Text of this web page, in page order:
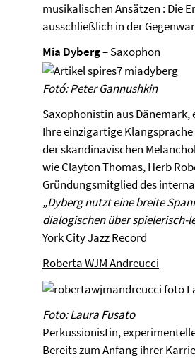
musikalischen Ansätzen : Die
ausschließlich in der
Mia Dyberg– Saxophon
Fotó: Peter Gannushkin
Saxophonistin aus Dänemark,
Ihre einzigartige
der skandinavischen
wie Clayton Thomas, Herb
Gründungsmitglied des
„Dyberg nutzt eine breite
dialogischen über spielerisch-
York City Jazz Record
Roberta WJM Andreucci
Foto: Laura Fusato
Perkussionistin,
Bereits zum Anfang ihrer